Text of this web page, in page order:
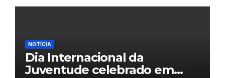
NOTÍCIA
Dia Internacional da
Juventude celebrado em